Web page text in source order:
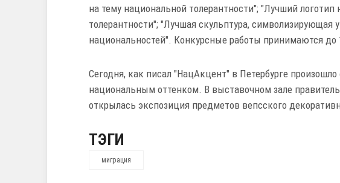
на тему национальной толерантности"; "Лучший логотип
толерантности"; "Лучшая скульптура,
национальностей". Конкурсные работы принимаются до
Сегодня, как писал "НацАкцент" в Петербурге
национальным оттенком. В выставочном зале
открылась экспозиция предметов вепсского
ТЭГИ
миграция